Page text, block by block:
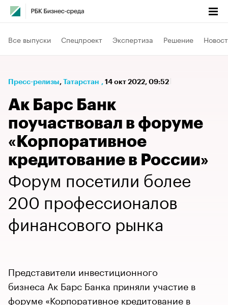
Все выпуски Спецпроект Экспертиза Решение
Пресс-релизы⁠, Татарстан , 14 окт 2022, 09:52
Ак Барс Банк
поучаствовал в форуме
«Корпоративное
кредитование в России»
Форум посетили более
200 профессионалов
финансового рынка
Представители инвестиционного
бизнеса Ак Барс Банка приняли участие в
форуме «Корпоративное кредитование в